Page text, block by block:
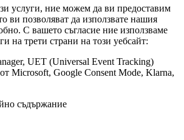
услуги, ние можем да ви предоставим
ви позволяват да използвате нашия
С вашето съгласие ние използваме
на трети страни на този уебсайт:
UET (Universal Event Tracking)
Microsoft, Google Consent Mode, Klarna,
съдържание